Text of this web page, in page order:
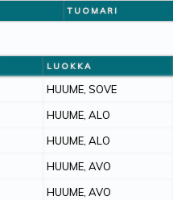
TUOMARI
LUOKKA
HUUME, SOVE
HUUME, ALO
HUUME, ALO
HUUME, AVO
HUUME, AVO